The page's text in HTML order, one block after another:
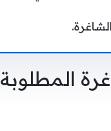
المطلوبة